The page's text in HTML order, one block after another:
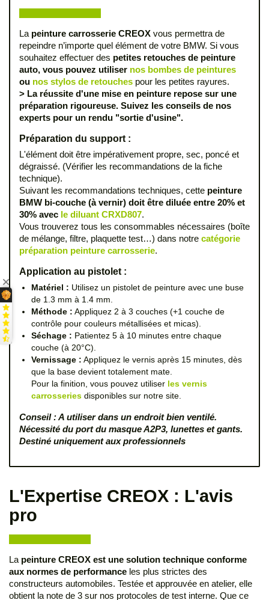
La peinture carrosserie CREOX vous permettra de
repeindre n’importe quel élément de votre BMW. Si vous
souhaitez effectuer des petites retouches de peinture
auto, vous pouvez utiliser nos bombes de peintures
ou nos stylos de retouches pour les petites rayures.
> La réussite d'une mise en peinture repose sur une
préparation rigoureuse. Suivez les conseils de nos
experts pour un rendu "sortie d'usine".
Préparation du support :
L'élément doit être impérativement propre, sec, poncé et
dégraissé. (Vérifier les recommandations de la fiche
technique).
Suivant les recommandations techniques, cette peinture
BMW bi-couche (à vernir) doit être diluée entre 20% et
30% avec le diluant CRXD807.
Vous trouverez tous les consommables nécessaires (boîte
de mélange, filtre, plaquette test…) dans notre catégorie
préparation peinture carrosserie.
Application au pistolet :
Matériel : Utilisez un pistolet de peinture avec une buse
de 1.3 mm à 1.4 mm.
Méthode : Appliquez 2 à 3 couches (+1 couche de
contrôle pour couleurs métallisées et micas).
Séchage : Patientez 5 à 10 minutes entre chaque
couche (à 20°C).
Vernissage : Appliquez le vernis après 15 minutes, dès
que la base devient totalement mate.
Pour la finition, vous pouvez utiliser les vernis
carrosseries disponibles sur notre site.
Conseil : A utiliser dans un endroit bien ventilé.
Nécessité du port du masque A2P3, lunettes et gants.
Destiné uniquement aux professionnels
L'Expertise CREOX : L'avis
pro
La peinture CREOX est une solution technique conforme
aux normes de performance les plus strictes des
constructeurs automobiles. Testée et approuvée en atelier, elle
obtient la note de 3 sur nos protocoles de test interne. Que ce